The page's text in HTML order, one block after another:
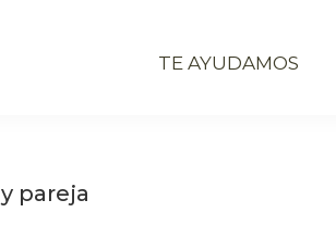
TE AYUDAMOS
pareja